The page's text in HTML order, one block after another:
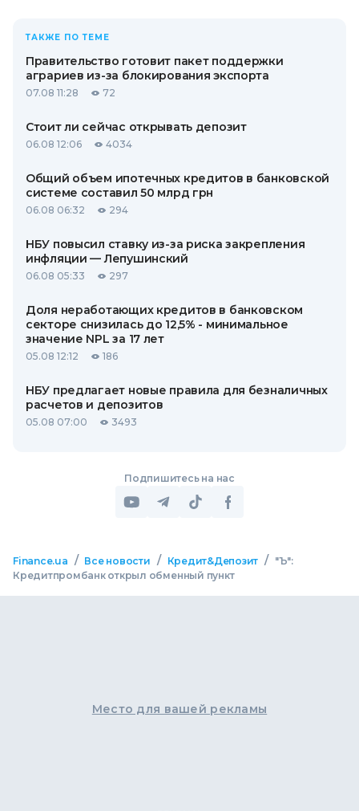
ТАКЖЕ ПО ТЕМЕ
Правительство готовит пакет поддержки
аграриев из-за блокирования экспорта
07.08 11:28 72
Стоит ли сейчас открывать депозит
06.08 12:06 4034
Общий объем ипотечных кредитов в банковской
системе составил 50 млрд грн
06.08 06:32 294
НБУ повысил ставку из-за риска закрепления
инфляции — Лепушинский
06.08 05:33 297
Доля неработающих кредитов в банковском
секторе снизилась до 12,5% - минимальное
значение NPL за 17 лет
05.08 12:12 186
НБУ предлагает новые правила для безналичных
расчетов и депозитов
05.08 07:00 3493
Подпишитесь на нас
Finance.ua / Все новости / Кредит&Депозит /
"Ъ":
Кредитпромбанк открыл обменный пункт
Место для вашей рекламы